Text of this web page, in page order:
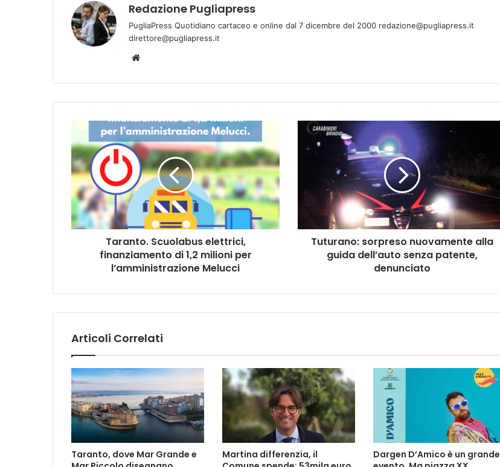
Redazione Pugliapress
PugliaPress Quotidiano cartaceo e online dal 7 dicembre del 2000 redazione@pugliapress.it
direttore@pugliapress.it
te
r
a
n
t
o
.
S
a
e
l
e
t
t
r
i
c
i
Taranto. Scuolabus elettrici,
finanziamento di 1,2 milioni per
l’amministrazione Melucci
:
r
u
o
v
a
m
e
n
t
e
Tuturano: sorpreso nuovamente alla
guida dell’auto senza patente,
denunciato
Articoli Correlati
Taranto, dove Mar Grande e
Martina differenzia, il
Dargen D’Amico è un grande